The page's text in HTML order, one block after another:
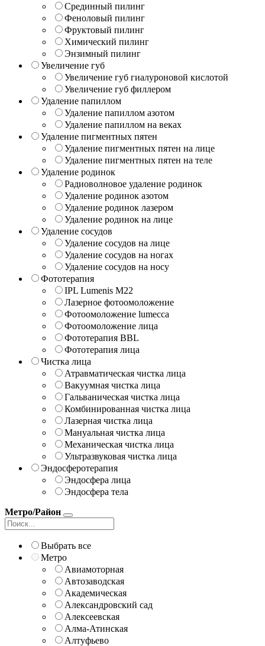
Срединный пилинг
Феноловый пилинг
Фруктовый пилинг
Химический пилинг
Энзимный пилинг
Увеличение губ
Увеличение губ гиалуроновой кислотой
Увеличение губ филлером
Удаление папиллом
Удаление папиллом азотом
Удаление папиллом на веках
Удаление пигментных пятен
Удаление пигментных пятен на лице
Удаление пигментных пятен на теле
Удаление родинок
Радиоволновое удаление родинок
Удаление родинок азотом
Удаление родинок лазером
Удаление родинок на лице
Удаление сосудов
Удаление сосудов на лице
Удаление сосудов на ногах
Удаление сосудов на носу
Фототерапия
IPL Lumenis M22
Лазерное фотоомоложение
Фотоомоложение lumecca
Фотоомоложение лица
Фототерапия BBL
Фототерапия лица
Чистка лица
Атравматическая чистка лица
Вакуумная чистка лица
Гальваническая чистка лица
Комбинированная чистка лица
Лазерная чистка лица
Мануальная чистка лица
Механическая чистка лица
Ультразвуковая чистка лица
Эндосферотерапия
Эндосфера лица
Эндосфера тела
Метро/Район
Выбрать все
Метро
Авиамоторная
Автозаводская
Академическая
Александровский сад
Алексеевская
Алма-Атинская
Алтуфьево